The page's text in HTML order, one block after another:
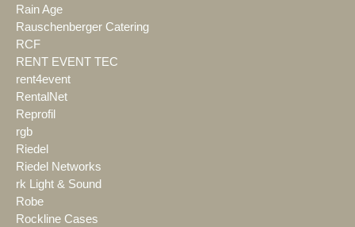
Rain Age
Rauschenberger Catering
RCF
RENT EVENT TEC
rent4event
RentalNet
Reprofil
rgb
Riedel
Riedel Networks
rk Light & Sound
Robe
Rockline Cases